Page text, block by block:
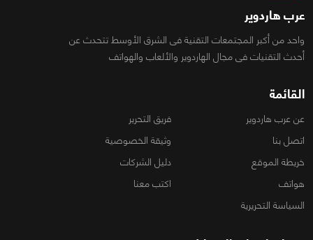
عرب هاردوير
واحد من أكبر المجتمعات التقنية فى الشرق الأوسط تتحدث عن
أحدث التقنيات فى مجال الهاردوير والألعاب والهواتف
القائمة
عن عرب هاردوير
فريق التحرير
اتصل بنا
وثيقة الخصوصية
خريطة الموقع
دليل الشركات
هواتف
اكتب معنا
السياسة التحريرية